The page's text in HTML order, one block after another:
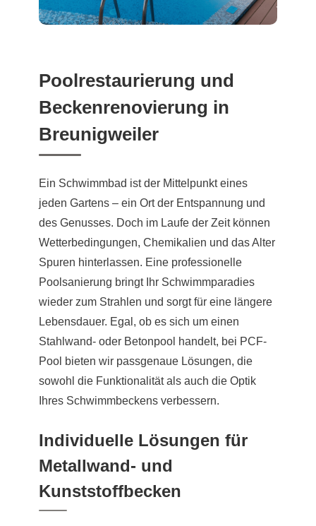
Poolrestaurierung und
Beckenrenovierung in
Breunigweiler
Ein Schwimmbad ist der Mittelpunkt eines
jeden Gartens – ein Ort der Entspannung und
des Genusses. Doch im Laufe der Zeit können
Wetterbedingungen, Chemikalien und das Alter
Spuren hinterlassen. Eine professionelle
Poolsanierung bringt Ihr Schwimmparadies
wieder zum Strahlen und sorgt für eine längere
Lebensdauer. Egal, ob es sich um einen
Stahlwand- oder Betonpool handelt, bei PCF-
Pool bieten wir passgenaue Lösungen, die
sowohl die Funktionalität als auch die Optik
Ihres Schwimmbeckens verbessern.
Individuelle Lösungen für
Metallwand- und
Kunststoffbecken